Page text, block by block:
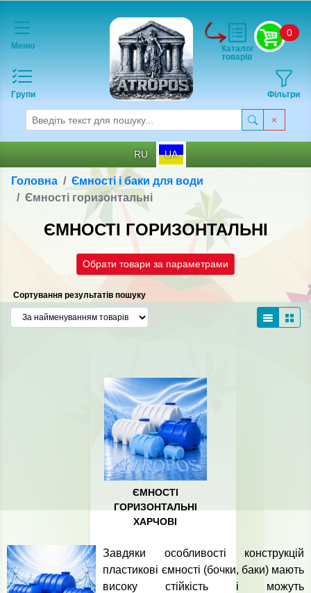
Меню
Групи
0
Фільтри
Каталог
товарів
RU UA
Головна
Ємності і баки для води
Ємності горизонтальні
ЄМНОСТІ ГОРИЗОНТАЛЬНІ
Обрати товари за параметрами
Сортування результатів пошуку
ЄМНОСТІ
ГОРИЗОНТАЛЬНІ
ХАРЧОВІ
Завдяки особливості конструкцій
пластикові ємності (бочки, баки) мають
високу стійкість і можуть